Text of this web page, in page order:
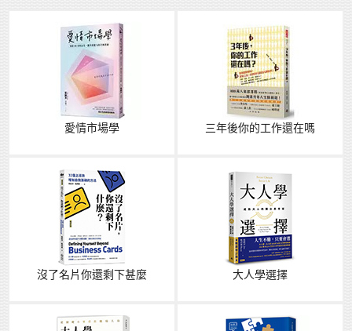
愛情市場學 三年後你的工作還在嗎
沒了名片你還剩下甚麼 大人學選擇